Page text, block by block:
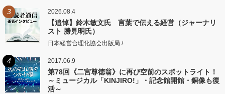
3 2026.08.4
【追悼】鈴木敏文氏 言葉で伝える経営（ジャーナリ
スト 勝見明氏）
日本経営合理化協会出版局 /
4 2017.06.9
第78回《二宮尊徳翁》に再び空前のスポットライト！
～ミュージカル「KINJIRO!」・記念館開館・銅像も復
活～